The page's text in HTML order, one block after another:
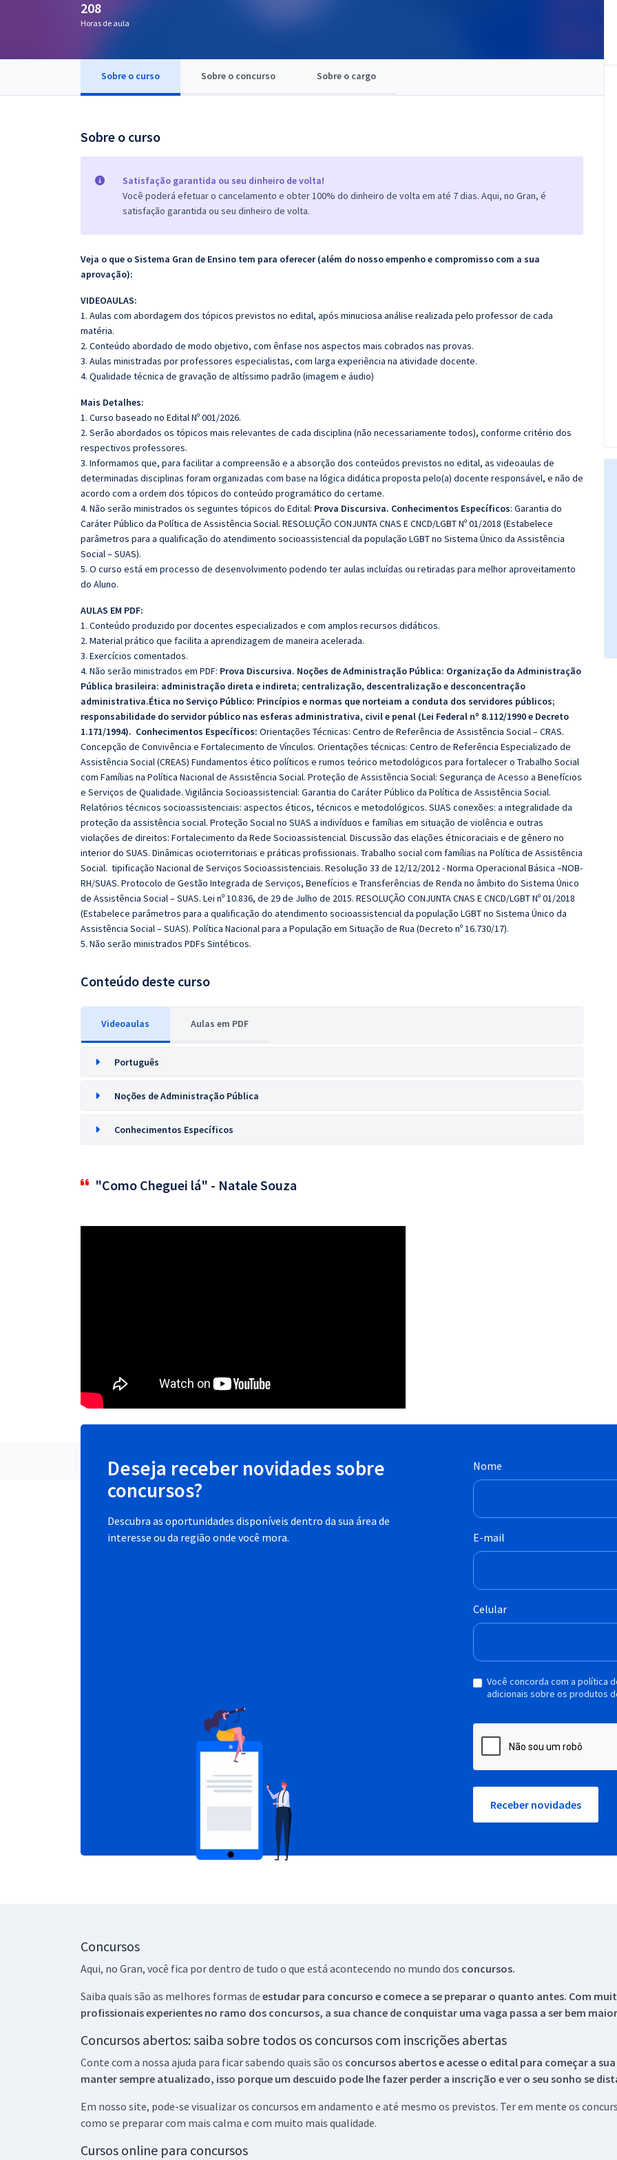
Questões grátis
208
Horas de aula
Sobre o curso Sobre o concurso Sobre o cargo
Sobre o curso
Satisfação garantida ou seu dinheiro de volta!
Você poderá efetuar o cancelamento e obter 100% do dinheiro de volta em até 7 dias. Aqui, no Gran, é
satisfação garantida ou seu dinheiro de volta.
Veja o que o Sistema Gran de Ensino tem para oferecer (além do nosso empenho e compromisso com a sua
aprovação):
VIDEOAULAS:
1. Aulas com abordagem dos tópicos previstos no edital, após minuciosa análise realizada pelo professor de cada
matéria.
2. Conteúdo abordado de modo objetivo, com ênfase nos aspectos mais cobrados nas provas.
3. Aulas ministradas por professores especialistas, com larga experiência na atividade docente.
4. Qualidade técnica de gravação de altíssimo padrão (imagem e áudio)
Mais Detalhes:
1. Curso baseado no Edital Nº 001/2026.
2. Serão abordados os tópicos mais relevantes de cada disciplina (não necessariamente todos), conforme critério dos
respectivos professores.
3. Informamos que, para facilitar a compreensão e a absorção dos conteúdos previstos no edital, as videoaulas de
determinadas disciplinas foram organizadas com base na lógica didática proposta pelo(a) docente responsável, e não de
acordo com a ordem dos tópicos do conteúdo programático do certame.
4. Não serão ministrados os seguintes tópicos do Edital: Prova Discursiva. Conhecimentos Específicos: Garantia do
Caráter Público da Política de Assistência Social. RESOLUÇÃO CONJUNTA CNAS E CNCD/LGBT Nº 01/2018 (Estabelece
parâmetros para a qualificação do atendimento socioassistencial da população LGBT no Sistema Único da Assistência
Social – SUAS).
5. O curso está em processo de desenvolvimento podendo ter aulas incluídas ou retiradas para melhor aproveitamento
do Aluno.
AULAS EM PDF:
1. Conteúdo produzido por docentes especializados e com amplos recursos didáticos.
2. Material prático que facilita a aprendizagem de maneira acelerada.
3. Exercícios comentados.
4. Não serão ministrados em PDF: Prova Discursiva. Noções de Administração Pública: Organização da Administração
Pública brasileira: administração direta e indireta; centralização, descentralização e desconcentração
administrativa.Ética no Serviço Público: Princípios e normas que norteiam a conduta dos servidores públicos;
responsabilidade do servidor público nas esferas administrativa, civil e penal (Lei Federal nº 8.112/1990 e Decreto
1.171/1994). Conhecimentos Específicos: Orientações Técnicas: Centro de Referência de Assistência Social – CRAS.
Concepção de Convivência e Fortalecimento de Vínculos. Orientações técnicas: Centro de Referência Especializado de
Assistência Social (CREAS) Fundamentos ético políticos e rumos teórico metodológicos para fortalecer o Trabalho Social
com Famílias na Política Nacional de Assistência Social. Proteção de Assistência Social: Segurança de Acesso a Benefícios
e Serviços de Qualidade. Vigilância Socioassistencial: Garantia do Caráter Público da Política de Assistência Social.
Relatórios técnicos socioassistenciais: aspectos éticos, técnicos e metodológicos. SUAS conexões: a integralidade da
proteção da assistência social. Proteção Social no SUAS a indivíduos e famílias em situação de violência e outras
violações de direitos: Fortalecimento da Rede Socioassistencial. Discussão das elações étnicoraciais e de gênero no
interior do SUAS. Dinâmicas ocioterritoriais e práticas profissionais. Trabalho social com famílias na Política de Assistência
Social. tipificação Nacional de Serviços Socioassistenciais. Resolução 33 de 12/12/2012 - Norma Operacional Básica –NOB-
RH/SUAS. Protocolo de Gestão Integrada de Serviços, Benefícios e Transferências de Renda no âmbito do Sistema Único
de Assistência Social – SUAS. Lei nº 10.836, de 29 de Julho de 2015. RESOLUÇÃO CONJUNTA CNAS E CNCD/LGBT Nº 01/2018
(Estabelece parâmetros para a qualificação do atendimento socioassistencial da população LGBT no Sistema Único da
Assistência Social – SUAS). Política Nacional para a População em Situação de Rua (Decreto nº 16.730/17).
5. Não serão ministrados PDFs Sintéticos.
Conteúdo deste curso
Videoaulas Aulas em PDF
Português
Noções de Administração Pública
Conhecimentos Específicos
"Como Cheguei lá" - Natale Souza
Deseja receber novidades sobre
concursos?
Descubra as oportunidades disponíveis dentro da sua área de
interesse ou da região onde você mora.
Nome
E-mail
Celular
Você concorda com a política
adicionais sobre os produtos
Receber novidades
Concursos
Aqui, no Gran, você fica por dentro de tudo o que está acontecendo no mundo dos concursos.
Saiba quais são as melhores formas de estudar para concurso e comece a se preparar o quanto antes. Com
profissionais experientes no ramo dos concursos, a sua chance de conquistar uma vaga passa a ser bem
Concursos abertos: saiba sobre todos os concursos com inscrições abertas
Conte com a nossa ajuda para ficar sabendo quais são os concursos abertos e acesse o edital para começar a
manter sempre atualizado, isso porque um descuido pode lhe fazer perder a inscrição e ver o seu sonho se
Em nosso site, pode-se visualizar os concursos em andamento e até mesmo os previstos. Ter em mente os
como se preparar com mais calma e com muito mais qualidade.
Cursos online para concursos